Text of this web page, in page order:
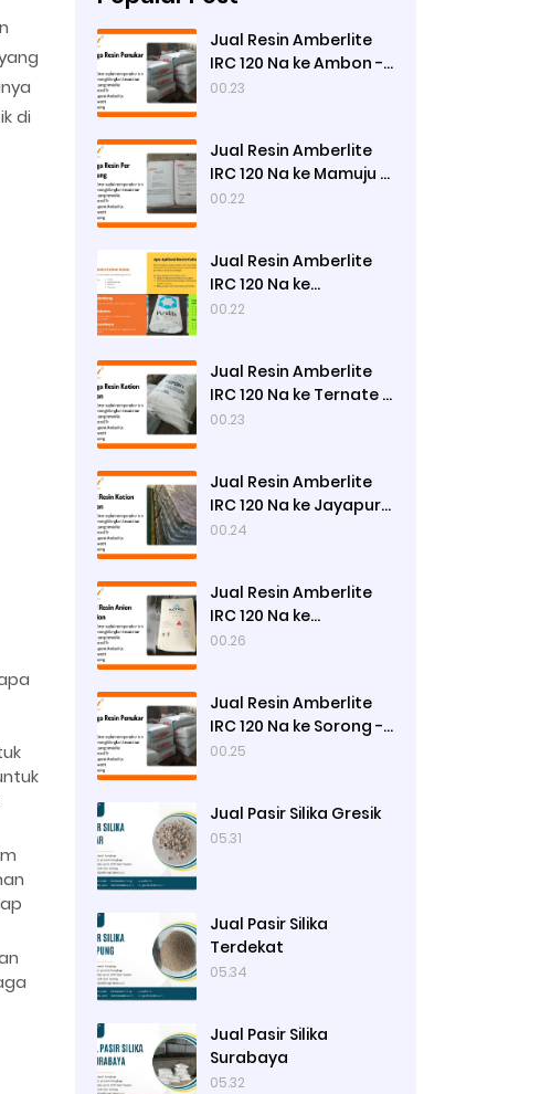
di
Jual Resin Amberlite
IRC 120 Na ke Ambon -
Ady Water
00.23
Jual Resin Amberlite
IRC 120 Na ke Mamuju -
Ady Water
00.22
Jual Resin Amberlite
IRC 120 Na ke
Gorontalo - Ady
00.22
Jual Resin Amberlite
IRC 120 Na ke Ternate -
Ady Water
00.23
Jual Resin Amberlite
IRC 120 Na ke Jayapura
- Ady Water
00.24
Jual Resin Amberlite
IRC 120 Na ke
Manokwari - Ady
00.26
Jual Resin Amberlite
IRC 120 Na ke Sorong -
Ady Water
00.25
Jual Pasir Silika Gresik
05.31
Jual Pasir Silika
Terdekat
05.34
Jual Pasir Silika
Surabaya
05.32